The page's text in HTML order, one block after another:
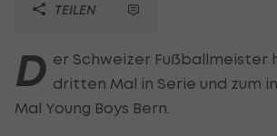
TEILEN
D er Schweizer Fußballmeister
dritten Mal in Serie und zum
Mal Young Boys Bern.